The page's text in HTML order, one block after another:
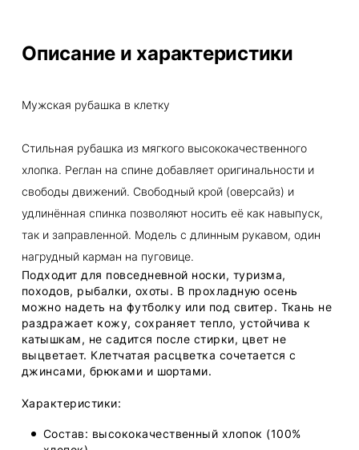
Описание и характеристики
Мужская рубашка в клетку
Стильная рубашка из мягкого высококачественного
хлопка. Реглан на спине добавляет оригинальности и
свободы движений. Свободный крой (оверсайз) и
удлинённая спинка позволяют носить её как навыпуск,
так и заправленной. Модель с длинным рукавом, один
нагрудный карман на пуговице.
Подходит для повседневной носки, туризма,
походов, рыбалки, охоты. В прохладную осень
можно надеть на футболку или под свитер. Ткань не
раздражает кожу, сохраняет тепло, устойчива к
катышкам, не садится после стирки, цвет не
выцветает. Клетчатая расцветка сочетается с
джинсами, брюками и шортами.
Характеристики:
Состав: высококачественный хлопок (100%